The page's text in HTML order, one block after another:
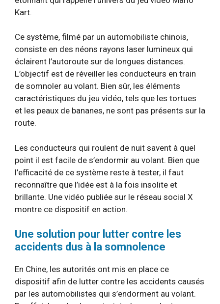
Kart.
Ce système, filmé par un automobiliste chinois,
consiste en des néons rayons laser lumineux qui
éclairent l’autoroute sur de longues distances.
L’objectif est de réveiller les conducteurs en train
de somnoler au volant. Bien sûr, les éléments
caractéristiques du jeu vidéo, tels que les tortues
et les peaux de bananes, ne sont pas présents sur la
route.
Les conducteurs qui roulent de nuit savent à quel
point il est facile de s’endormir au volant. Bien que
l’efficacité de ce système reste à tester, il faut
reconnaître que l’idée est à la fois insolite et
brillante. Une vidéo publiée sur le réseau social X
montre ce dispositif en action.
Une solution pour lutter contre les
accidents dus à la somnolence
En Chine, les autorités ont mis en place ce
dispositif afin de lutter contre les accidents causés
par les automobilistes qui s’endorment au volant.